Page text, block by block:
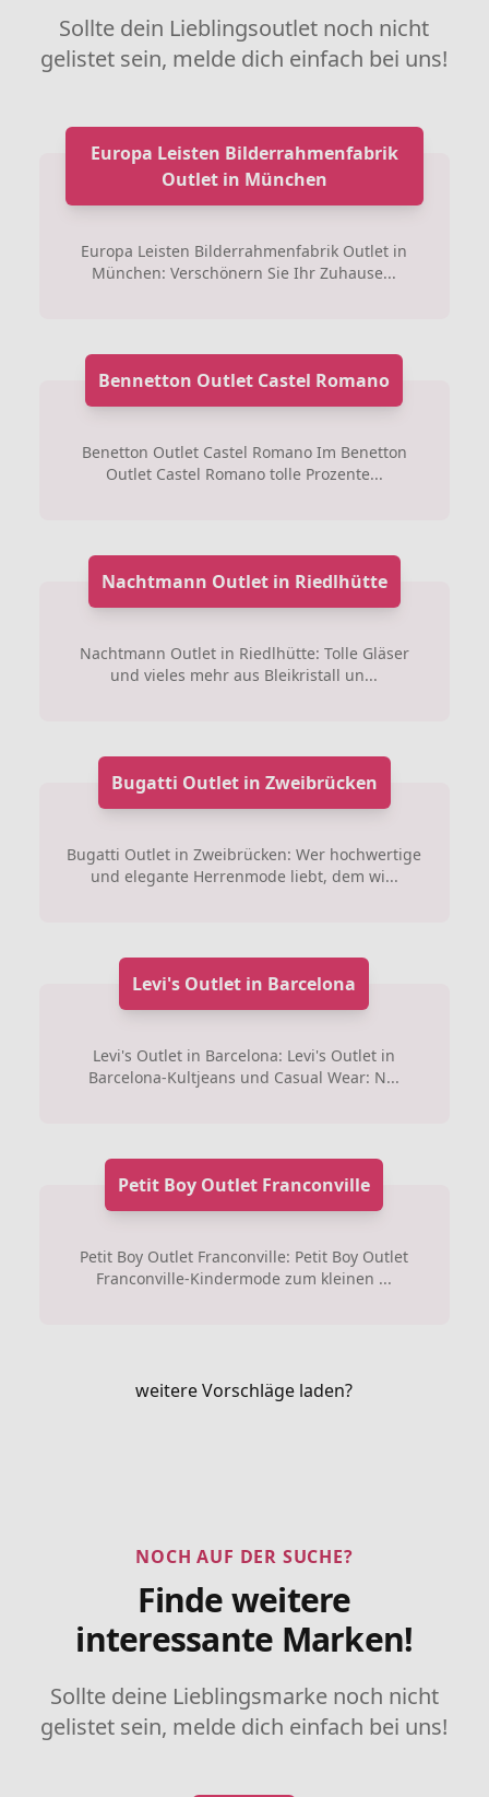
Sollte dein Lieblingsoutlet noch nicht
gelistet sein, melde dich einfach bei uns!
Europa Leisten Bilderrahmenfabrik
Outlet in München
Europa Leisten Bilderrahmenfabrik Outlet in
München: Verschönern Sie Ihr Zuhause...
Bennetton Outlet Castel Romano
Benetton Outlet Castel Romano Im Benetton
Outlet Castel Romano tolle Prozente...
Nachtmann Outlet in Riedlhütte
Nachtmann Outlet in Riedlhütte: Tolle Gläser
und vieles mehr aus Bleikristall un...
Bugatti Outlet in Zweibrücken
Bugatti Outlet in Zweibrücken: Wer hochwertige
und elegante Herrenmode liebt, dem wi...
Levi's Outlet in Barcelona
Levi's Outlet in Barcelona: Levi's Outlet in
Barcelona-Kultjeans und Casual Wear: N...
Petit Boy Outlet Franconville
Petit Boy Outlet Franconville: Petit Boy Outlet
Franconville-Kindermode zum kleinen ...
weitere Vorschläge laden?
NOCH AUF DER SUCHE?
Finde weitere
interessante Marken!
Sollte deine Lieblingsmarke noch nicht
gelistet sein, melde dich einfach bei uns!